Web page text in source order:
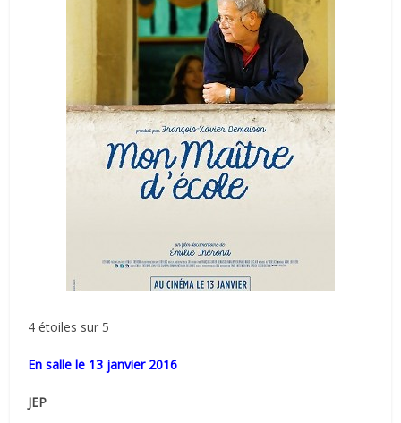
4 étoiles sur 5
En salle le 13 janvier 2016
JEP